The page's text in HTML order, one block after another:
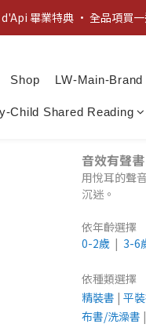
禮：輸入 "welcome10" 享首
畢業特典 · 全品項買一
Shop LW-Main-Brand
Child Shared Reading
音效有聲書
用悅耳的聲
沉迷。
依年齡選擇
0-2歲 | 3-6
依種類選擇
精裝書 | 平
布書/洗澡書 |